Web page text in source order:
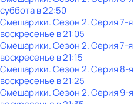
субботав22:50
Смешарики. Сезон 2. Серия 7-я
воскресенье в21:05
Смешарики. Сезон 2. Серия 7-я
воскресенье в21:15
Смешарики. Сезон 2. Серия 8-я
воскресенье в21:25
Смешарики. Сезон 2. Серия 9-я